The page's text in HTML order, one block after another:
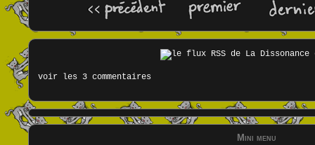
voir les 3 commentaires
Mini menu